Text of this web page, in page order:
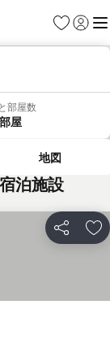
お気に入り
ログイ
メ
部屋数
屋
地図
泊施設
シェア お